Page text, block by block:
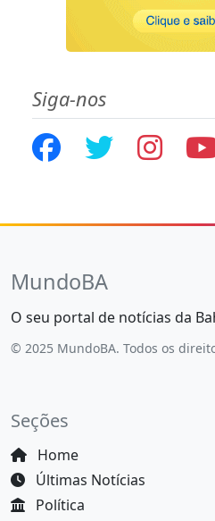
Siga-nos
MundoBA
O seu portal de notícias da
© 2025 MundoBA. Todos os
Seções
Home
Últimas Notícias
Política